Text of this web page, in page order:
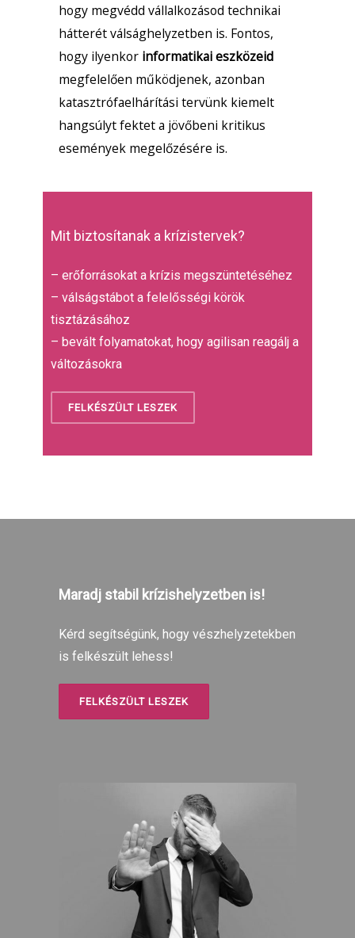
hogy megvédd vállalkozásod technikai
hátterét válsághelyzetben is. Fontos,
hogy ilyenkor informatikai eszközeid
megfelelően működjenek, azonban
katasztrófaelhárítási tervünk kiemelt
hangsúlyt fektet a jövőbeni kritikus
események megelőzésére is.
Mit biztosítanak a krízistervek?
– erőforrásokat a krízis megszüntetéséhez
– válságstábot a felelősségi körök
tisztázásához
– bevált folyamatokat, hogy agilisan reagálj a
változásokra
FELKÉSZÜLT LESZEK
Maradj stabil krízishelyzetben is!
Kérd segítségünk, hogy vészhelyzetekben
is felkészült lehess!
FELKÉSZÜLT LESZEK